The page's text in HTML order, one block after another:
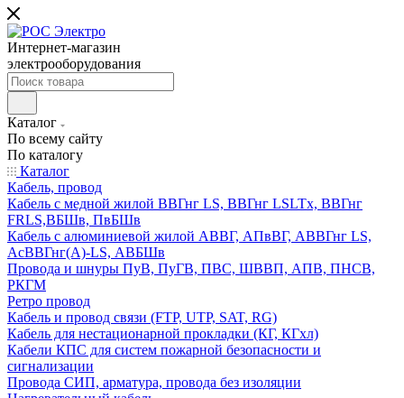
Интернет-магазин
электрооборудования
Каталог
По всему сайту
По каталогу
Каталог
Кабель, провод
Кабель с медной жилой ВВГнг LS, ВВГнг LSLTx, ВВГнг
FRLS,ВБШв, ПвБШв
Кабель с алюминиевой жилой АВВГ, АПвВГ, АВВГнг LS,
АсВВГнг(А)-LS, АВБШв
Провода и шнуры ПуВ, ПуГВ, ПВС, ШВВП, АПВ, ПНСВ,
РКГМ
Ретро провод
Кабель и провод связи (FTP, UTP, SAT, RG)
Кабель для нестационарной прокладки (КГ, КГхл)
Кабели КПС для систем пожарной безопасности и
сигнализации
Провода СИП, арматура, провода без изоляции